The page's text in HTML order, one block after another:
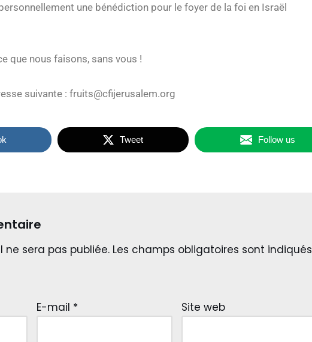
une bénédiction pour le foyer de la foi en Israël
que nous faisons, sans vous !
suivante : fruits@cfijerusalem.org
Tweet Follow us
sera pas publiée. Les champs obligatoires sont indiqués
E-mail * Site web